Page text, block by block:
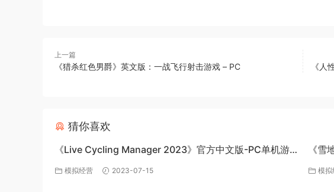
上一篇
《猎杀红色男爵》英文版：一战飞行射击游戏 – PC
《人
猜你喜欢
《Live Cycling Manager 2023》官方中文版-PC单机游
戏百度网盘免费下载
模拟经营 2023-07-15
《
百度
模拟